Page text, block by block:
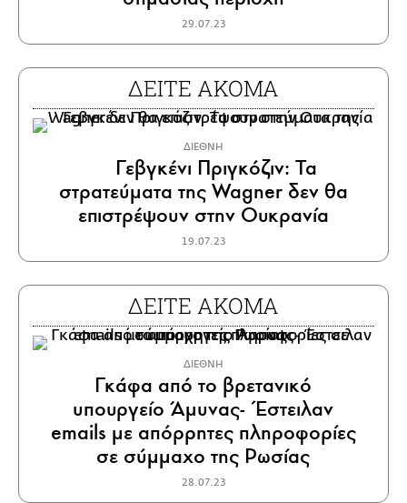
29.07.23
ΔΕΙΤΕ ΑΚΟΜΑ
ΔΙΕΘΝΗ
Γεβγκένι Πριγκόζιν: Τα
στρατεύματα της Wagner δεν θα
επιστρέψουν στην Ουκρανία
19.07.23
ΔΕΙΤΕ ΑΚΟΜΑ
ΔΙΕΘΝΗ
Γκάφα από το βρετανικό
υπουργείο Άμυνας- Έστειλαν
emails με απόρρητες πληροφορίες
σε σύμμαχο της Ρωσίας
28.07.23